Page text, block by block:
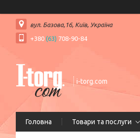
вул. Базова,16, Київ, Україна
+380 (63) 708-90-84
i-torg.com
Головна Товари та послуги